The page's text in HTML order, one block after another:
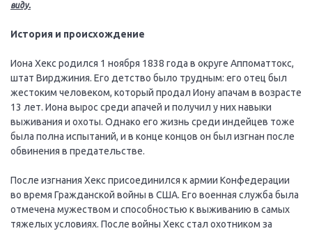
виду.
История и происхождение
Иона Хекс родился 1 ноября 1838 года в округе Аппоматтокс,
штат Вирджиния. Его детство было трудным: его отец был
жестоким человеком, который продал Иону апачам в возрасте
13 лет. Иона вырос среди апачей и получил у них навыки
выживания и охоты. Однако его жизнь среди индейцев тоже
была полна испытаний, и в конце концов он был изгнан после
обвинения в предательстве.
После изгнания Хекс присоединился к армии Конфедерации
во время Гражданской войны в США. Его военная служба была
отмечена мужеством и способностью к выживанию в самых
тяжелых условиях. После войны Хекс стал охотником за